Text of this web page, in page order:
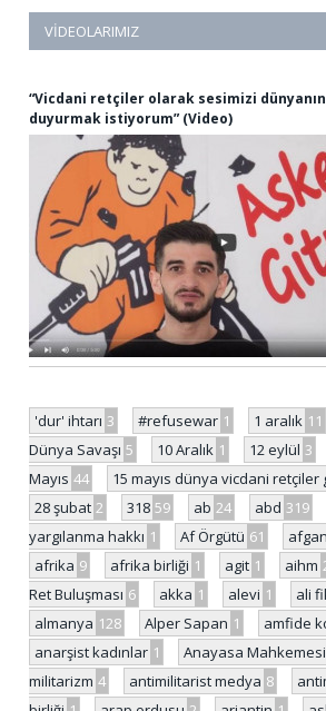
VIDEOLARIMIZ
“Vicdani retçiler olarak sesimizi
duyurmak istiyorum” (Video)
'dur' ihtarı 3 #refusewar 1 1 aralık 11
Dünya Savaşı 5 10 Aralık 1 12 eylül 3
Mayıs 44 15 mayıs dünya vicdani retçiler
28 şubat 2 318 59 ab 24 abd 319
yargılanma hakkı 1 Af Örgütü 61
afrika 9 afrika birliği 1 agit 1 aihm
Ret Buluşması 6 akka 1 alevi 1 ali
almanya 128 Alper Sapan 1 amfide
anarşist kadınlar 1 Anayasa Mahkemesi
militarizm 4 antimilitarist medya 8